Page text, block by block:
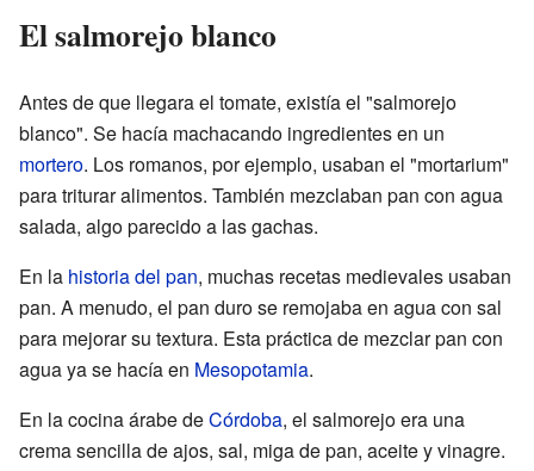
El salmorejo blanco
Antes de que llegara el tomate, existía el "salmorejo
blanco". Se hacía machacando ingredientes en un
mortero. Los romanos, por ejemplo, usaban el "mortarium"
para triturar alimentos. También mezclaban pan con agua
salada, algo parecido a las gachas.
En la historia del pan, muchas recetas medievales usaban
pan. A menudo, el pan duro se remojaba en agua con sal
para mejorar su textura. Esta práctica de mezclar pan con
agua ya se hacía en Mesopotamia.
En la cocina árabe deCórdoba, el salmorejo era una
crema sencilla de ajos, sal, miga de pan, aceite y vinagre.